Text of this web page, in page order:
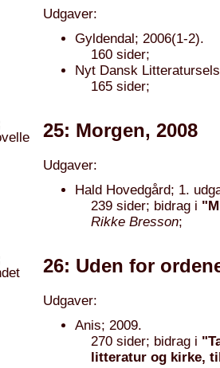
Udgaver:
Gyldendal; 2006(1-2).
160 sider;
Nyt Dansk
165 sider;
25: Morgen, 2008
Udgaver:
Hald Hovedgård; 1.
239 sider; bidrag i
Rikke Bresson;
26: Uden for
Udgaver:
Anis; 2009.
270 sider; bidrag i
litteratur og kirke,